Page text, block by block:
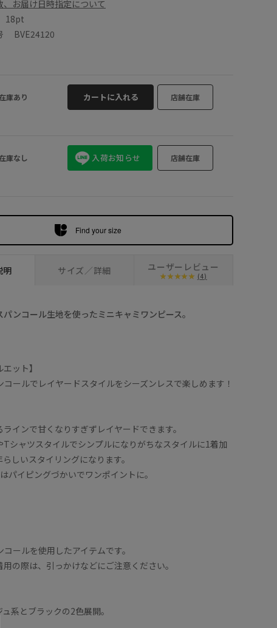
ベージュ系 (28)
、お届け日時指定について
18pt
BVE24120
在庫あり カートに入れる 店舗在庫
在庫なし 入荷お知らせ 店舗在庫
Find your size
明 サイズ／詳細 ユーザーレビュー
(4)
ンコール生地を使ったミニキャミワンピース。
ット】
コールでレイヤードスタイルをシーズンレスで楽しめます！
ラインで甘くなりすぎずレイヤードできます。
Tシャツスタイルでシンプルになりがちなスタイルに1着加
しいスタイリングになります。
パイピングづかいでワンポイントに。
ールを使用したアイテムです。
の際は、引っかけなどにご注意ください。
系とブラックの2色展開。